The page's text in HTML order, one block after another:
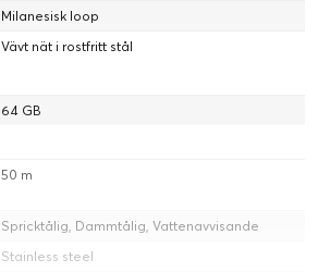
Milanesisk loop
Vävt nät i rostfritt stål
64 GB
50 m
Spricktålig, Dammtålig, Vattenavvisande
Stainless steel